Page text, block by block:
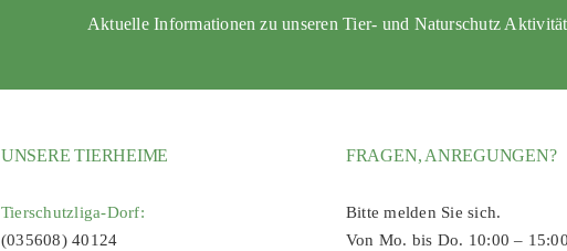
Aktuelle Informationen zu unseren Tier- und Naturschutz
UNSERE TIERHEIME
Tierschutzliga-Dorf:
(035608) 40124
FRAGEN, ANREGUNGEN?
Bitte melden Sie sich.
Von Mo. bis Do. 10:00 –